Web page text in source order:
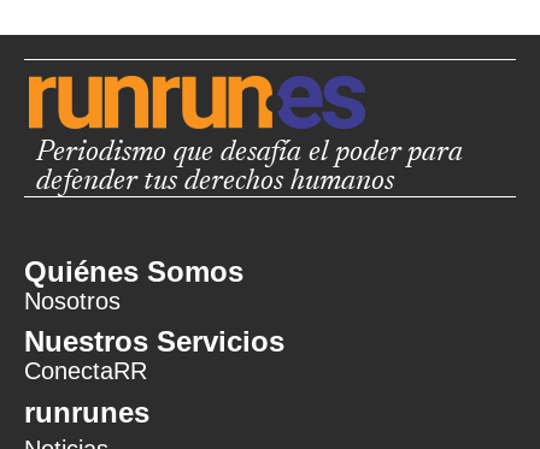
Periodismo que desafía el poder para
defender tus derechos humanos
Quiénes Somos
Nosotros
Nuestros Servicios
ConectaRR
runrunes